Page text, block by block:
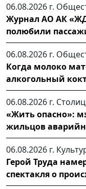
06.08.2026 г.
Журнал АО АК
полюбили
06.08.2026 г.
Когда молоко
алкогольный
06.08.2026 г.
«Жить опасно»:
жильцов
06.08.2026 г.
Герой Труда
спектакля о